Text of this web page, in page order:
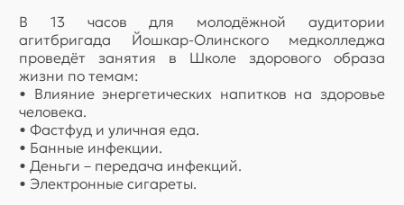
В 13 часов для молодёжной аудитории
агитбригада Йошкар-Олинского медколледжа
проведёт занятия в Школе здорового образа
жизни по темам:
• Влияние энергетических напитков на здоровье
человека.
• Фастфуд и уличная еда.
• Банные инфекции.
• Деньги – передача инфекций.
• Электронные сигареты.